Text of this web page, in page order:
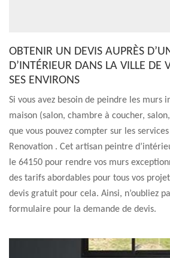
OBTENIR UN DEVIS AUPRÈS
D’INTÉRIEUR DANS LA VILLE DE
SES ENVIRONS
Si vous avez besoin de peindre les murs
maison (salon, chambre à coucher,
que vous pouvez compter sur les
Renovation . Cet artisan peintre
le 64150 pour rendre vos murs
des tarifs abordables pour tous vos
devis gratuit pour cela. Ainsi, n’oubliez
formulaire pour la demande de devis.